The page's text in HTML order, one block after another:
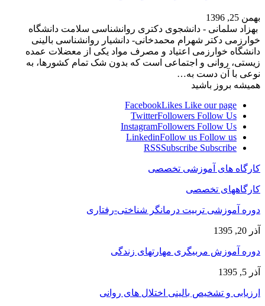
بهمن 25, 1396
بهزاد سلمانی - دانشجوی دکتری روانشناسی سلامت دانشگاه
خوارزمی دکتر شهرام محمدخانی- دانشیار روانشناسی بالینی
دانشگاه خوارزمی اعتیاد و مصرف مواد یکی از معضلات عمده
زیستی، روانی و اجتماعی است که بدون شک تمام کشورها، به
نوعی با آن دست به…
همیشه بروز باشید
FacebookLikes Like our page
TwitterFollowers Follow Us
InstagramFollowers Follow Us
LinkedinFollow us Follow us
RSSSubscribe Subscribe
کارگاه های آموزشی تخصصی
کارگاههای تخصصی
دوره آموزشی تربیت درمانگر شناختی-رفتاری
آذر 20, 1395
دوره آموزش مربیگری مهارتهای زندگی
آذر 5, 1395
ارزیابی و تشخیص بالینی اختلال های روانی